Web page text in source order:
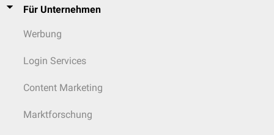
Für Unternehmen
Werbung
Login Services
Content Marketing
Marktforschung